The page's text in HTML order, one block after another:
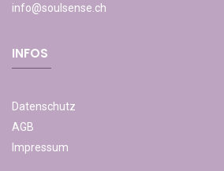
info@soulsense.ch
INFOS
Datenschutz
AGB
Impressum